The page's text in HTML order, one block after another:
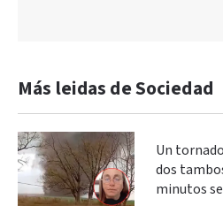
Más leidas de Sociedad
Un
dos
minutos